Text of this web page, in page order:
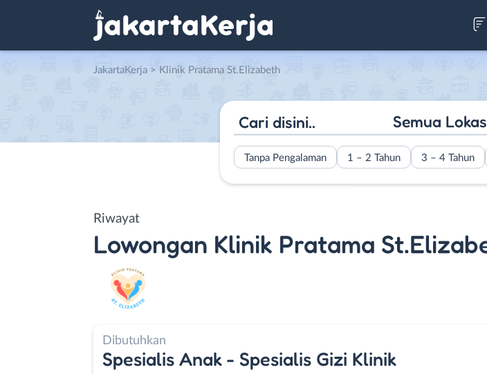
JakartaKerja > Klinik Pratama St.Elizabeth
Semua
Tanpa Pengalaman 1 – 2 Tahun 3 – 4 Tahun
Riwayat
Lowongan Klinik Pratama
Dibutuhkan
Spesialis Anak - Spesialis Gizi Klinik